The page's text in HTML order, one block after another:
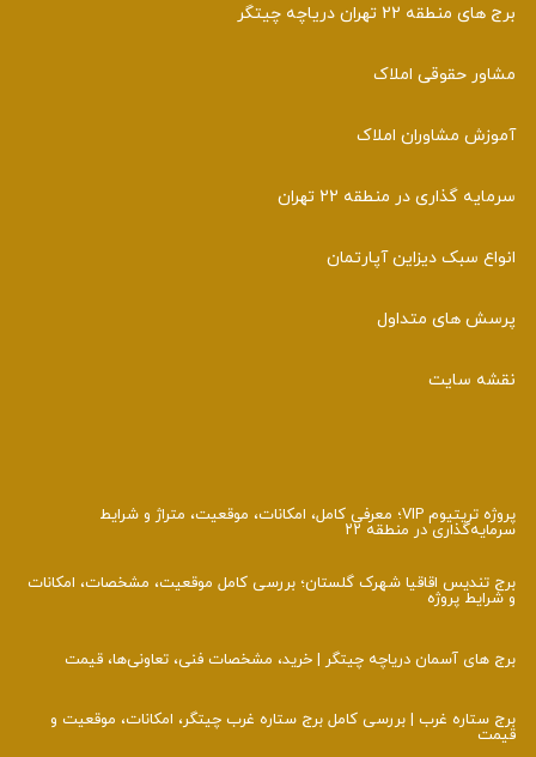
22 تهران دریاچه چیتگر
حقوقی املاک
مشاوران املاک
گذاری در منطقه 22 تهران
سبک دیزاین آپارتمان
های متداول
سایت
پروژه تریتیوم VIP؛ معرفی کامل، امکانات، موقعیت، متراژ و شرایط
در منطقه ۲۲
اقاقیا شهرک گلستان؛ بررسی کامل موقعیت، مشخصات، امکانات
پروژه
آسمان دریاچه چیتگر | خرید، مشخصات فنی، تعاونی‌ها، قیمت
غرب | بررسی کامل برج ستاره غرب چیتگر، امکانات، موقعیت و